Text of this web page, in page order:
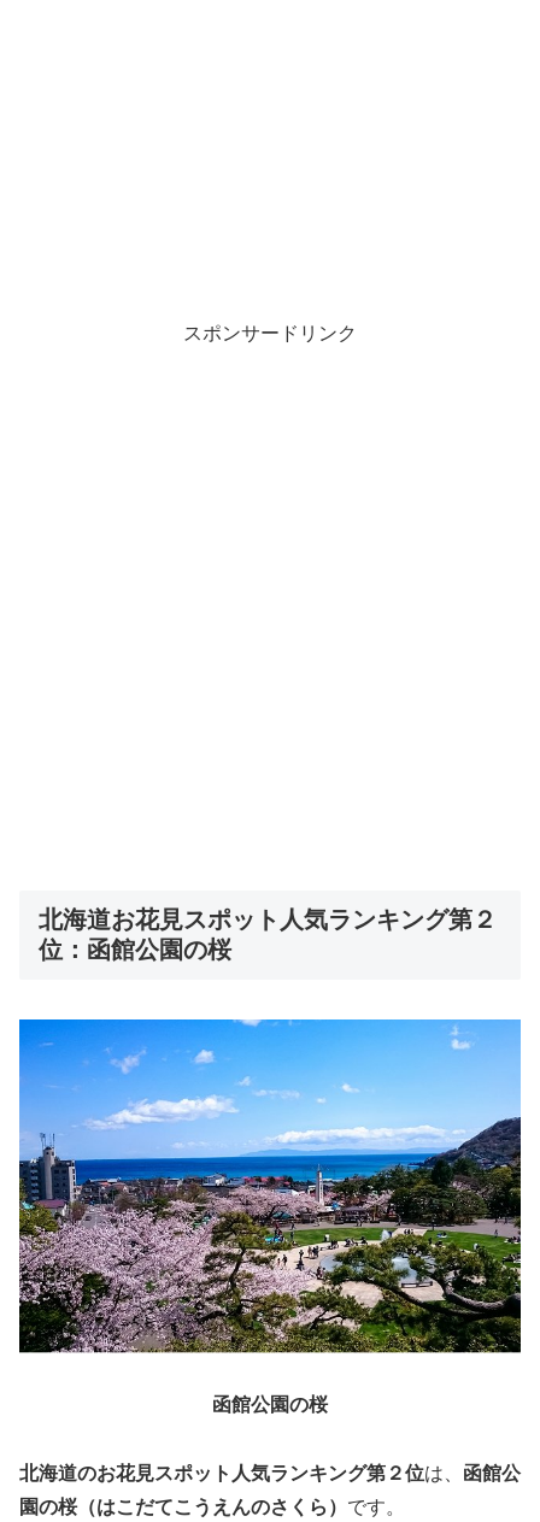
スポンサードリンク
北海道お花見スポット人気ランキング第２
位：函館公園の桜
函館公園の桜
北海道のお花見スポット人気ランキング第２位は、 函館公
園の桜（はこだてこうえんのさくら） です。